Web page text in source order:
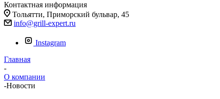
Контактная информация
Тольятти, Приморский бульвар, 45
info@grill-expert.ru
Instagram
Главная
-
О компании
-Новости